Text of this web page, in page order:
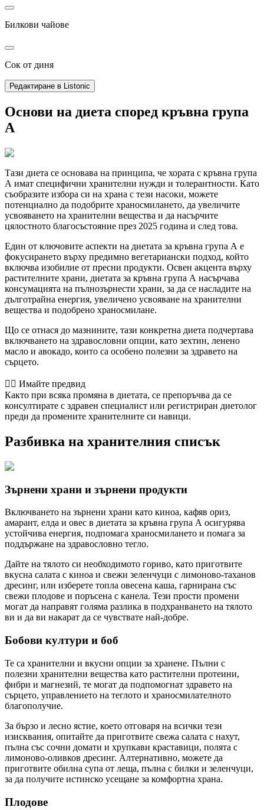
Билкови чайове
Сок от диня
Редактиране в Listonic
Основи на диета според кръвна група
А
Тази диета се основава на принципа, че хората с кръвна група
А имат специфични хранителни нужди и толерантности. Като
съобразите избора си на храна с тези насоки, можете
потенциално да подобрите храносмилането, да увеличите
усвояването на хранителни вещества и да насърчите
цялостното благосъстояние през 2025 година и след това.
Един от ключовите аспекти на диетата за кръвна група А е
фокусирането върху предимно вегетариански подход, който
включва изобилие от пресни продукти. Освен акцента върху
растителните храни, диетата за кръвна група А насърчава
консумацията на пълнозърнести храни, за да се насладите на
дълготрайна енергия, увеличено усвояване на хранителни
вещества и подобрено храносмилане.
Що се отнася до мазнините, тази конкретна диета подчертава
включването на здравословни опции, като зехтин, ленено
масло и авокадо, които са особено полезни за здравето на
сърцето.
👨‍⚕️️ Имайте предвид
Както при всяка промяна в диетата, се препоръчва да се
консултирате с здравен специалист или регистриран диетолог
преди да промените хранителните си навици.
Разбивка на хранителния списък
Зърнени храни и зърнени продукти
Включването на зърнени храни като киноа, кафяв ориз,
амарант, елда и овес в диетата за кръвна група А осигурява
устойчива енергия, подпомага храносмилането и помага за
поддържане на здравословно тегло.
Дайте на тялото си необходимото гориво, като приготвите
вкусна салата с киноа и свежи зеленчуци с лимоново-таханов
дресинг, или изберете топла овесена каша, гарнирана със
свежи плодове и поръсена с канела. Тези прости промени
могат да направят голяма разлика в подхранването на тялото
ви и да ви накарат да се чувствате най-добре.
Бобови култури и боб
Те са хранителни и вкусни опции за хранене. Пълни с
полезни хранителни вещества като растителни протеини,
фибри и магнезий, те могат да подпомогнат здравето на
сърцето, управлението на теглото и храносмилателното
благополучие.
За бързо и лесно ястие, което отговаря на всички тези
изисквания, опитайте да приготвите свежа салата с нахут,
пълна със сочни домати и хрупкави краставици, полята с
лимоново-оливков дресинг. Алтернативно, можете да
приготвите обилна супа от леща, пълна с билки и зеленчуци,
за да получите истинско усещане за комфортна храна.
Плодове